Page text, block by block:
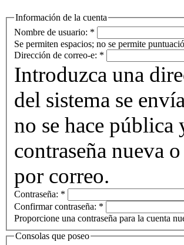
Información de la cuenta
Nombre de usuario: *
Se permiten espacios; no se permite
Dirección de correo-e: *
Introduzca una
del sistema se
no se hace
contraseña nueva
por correo.
Contraseña: *
Confirmar contraseña: *
Proporcione una contraseña para la cuenta
Consolas que poseo